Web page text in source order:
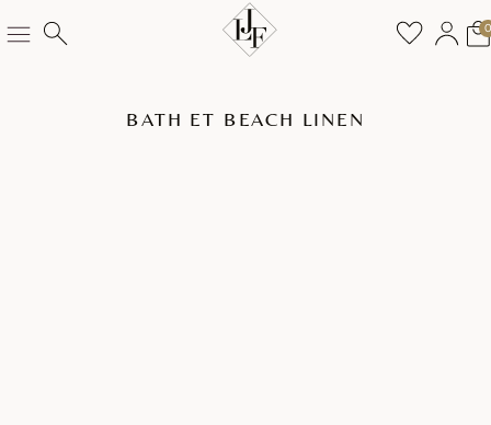
0
BATH ET BEACH LINEN